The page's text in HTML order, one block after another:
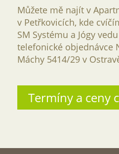
Můžete mě najít v
v Petřkovicích, kde
SM Systému a Jógy
telefonické objednávce
Máchy 5414/29 v
Termíny a ceny